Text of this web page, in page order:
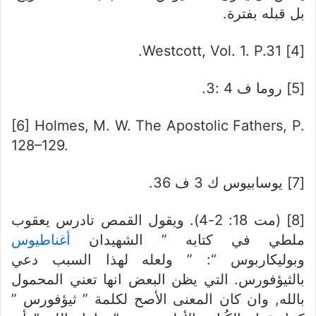
بل قبله بفترة.
[4] Westcott, Vol. 1. P.31.
[5] روما ف 4 :3.
[6] Holmes, M. W. The Apostolic Fathers, P.
128–129.
[7] يوسابيوس ك 3 ف 36.
[8] (مت 18: 2-4). ويقول القمص تادرس يعقوب
ملطي في كتابه ” الشهيدان أغناطيوس
وبوليكاربوس “: ” ولعله لهذا السبب دعي
بالثيؤفورس. التي يظن البعض انها تعني المحمول
بالله, وان كان المعنى الأصح لكلمة ” ثيؤفورس ”